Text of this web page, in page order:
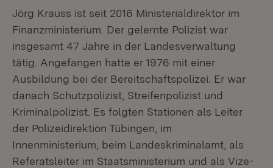
Jörg Krauss ist seit 2016 Ministerialdirektor im
Finanzministerium. Der gelernte Polizist war
insgesamt 47 Jahre in der Landesverwaltung
tätig. Angefangen hatte er 1976 mit einer
Ausbildung bei der Bereitschaftspolizei. Er war
danach Schutzpolizist, Streifenpolizist und
Kriminalpolizist. Es folgten Stationen als Leiter
der Polizeidirektion Tübingen, im
Innenministerium, beim Landeskriminalamt, als
Referatsleiter im Staatsministerium und als Vize-